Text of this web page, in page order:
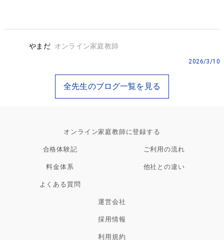
やまだ オンライン家庭教師
2026/3/10
全先生のブログ一覧を見る
オンライン家庭教師に登録する
合格体験記
ご利用の流れ
料金体系
他社との違い
よくある質問
運営会社
採用情報
利用規約